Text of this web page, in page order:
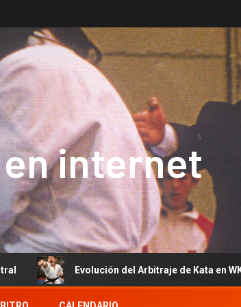
internet
Evolución del Arbitraje de Kata en WKF (2008–2024)